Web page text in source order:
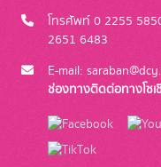
โทรศัพท์ 0 2255
2651 6483
E-mail:
ช่องทางติดต่อทางโซเ